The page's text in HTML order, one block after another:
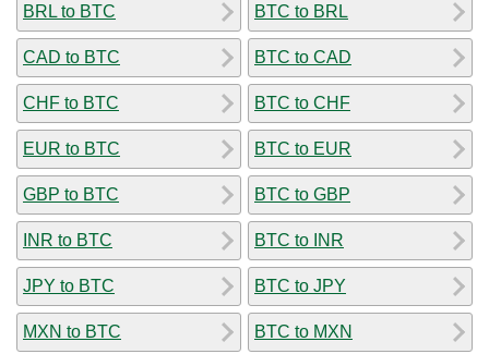
BRL to BTC
CAD to BTC
CHF to BTC
EUR to BTC
GBP to BTC
INR to BTC
JPY to BTC
MXN to BTC
BTC to BRL
BTC to CAD
BTC to CHF
BTC to EUR
BTC to GBP
BTC to INR
BTC to JPY
BTC to MXN